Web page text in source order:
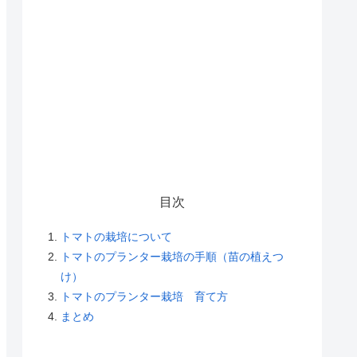
目次
トマトの栽培について
トマトのプランター栽培の手順（苗の植えつ
け）
トマトのプランター栽培 育て方
まとめ